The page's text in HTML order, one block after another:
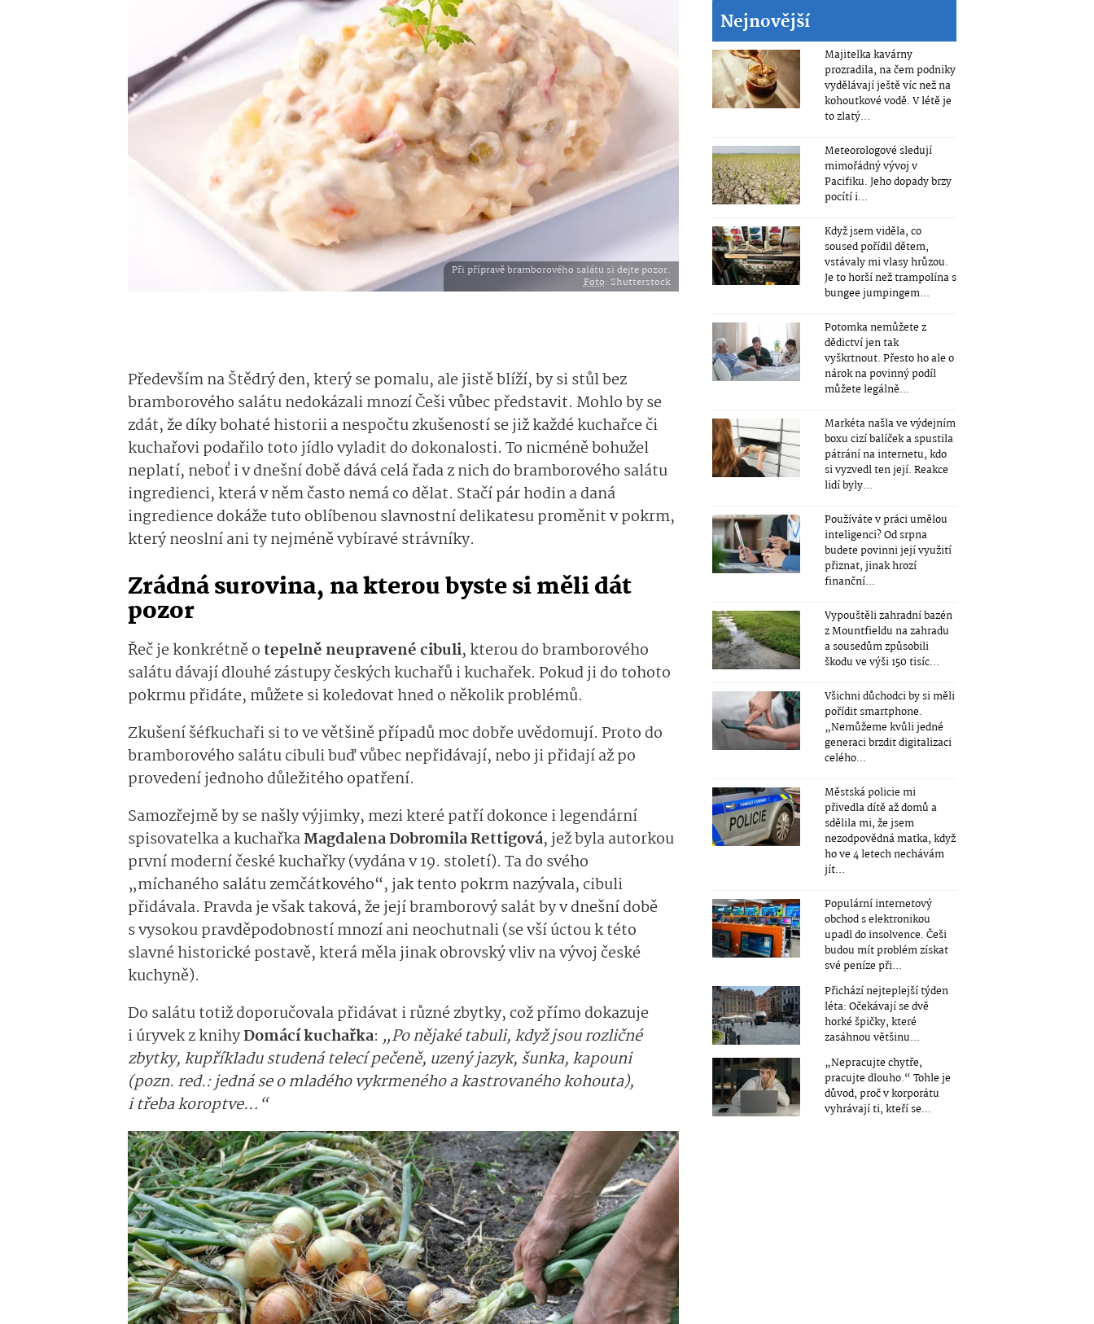
Při přípravě bramborového salátu si dejte pozor.
Foto: Shutterstock
Především na Štědrý den, který se pomalu, ale jistě blíží, by si stůl bez
bramborového salátu nedokázali mnozí Češi vůbec představit. Mohlo by se
zdát, že díky bohaté historii a nespočtu zkušeností se již každé kuchařce či
kuchařovi podařilo toto jídlo vyladit do dokonalosti. To nicméně bohužel
neplatí, neboť i v dnešní době dává celá řada z nich do bramborového salátu
ingredienci, která v něm často nemá co dělat. Stačí pár hodin a daná
ingredience dokáže tuto oblíbenou slavnostní delikatesu proměnit v pokrm,
který neoslní ani ty nejméně vybíravé strávníky.
Zrádná surovina, na kterou byste si měli dát
pozor
Řeč je konkrétně otepelně neupravené cibuli, kterou do bramborového
salátu dávají dlouhé zástupy českých kuchařů i kuchařek. Pokud ji do tohoto
pokrmu přidáte, můžete si koledovat hned o několik problémů.
Zkušení šéfkuchaři si to ve většině případů moc dobře uvědomují. Proto do
bramborového salátu cibuli buď vůbec nepřidávají, nebo ji přidají až po
provedení jednoho důležitého opatření.
Samozřejmě by se našly výjimky, mezi které patří dokonce i legendární
spisovatelka a kuchařkaMagdalena Dobromila Rettigová, jež byla autorkou
první moderní české kuchařky (vydána v 19. století). Ta do svého
„míchaného salátu zemčátkového“, jak tento pokrm nazývala, cibuli
přidávala. Pravda je však taková, že její bramborový salát by v dnešní době
s vysokou pravděpodobností mnozí ani neochutnali (se vší úctou k této
slavné historické postavě, která měla jinak obrovský vliv na vývoj české
kuchyně).
Do salátu totiž doporučovala přidávat i různé zbytky, což přímo dokazuje
i úryvek z knihyDomácí kuchařka: „Po nějaké tabuli, když jsou rozličné
zbytky, kupříkladu studená telecí pečeně, uzený jazyk, šunka, kapouni
(pozn. red.: jedná se o mladého vykrmeného a kastrovaného kohouta),
i třeba koroptve…“
Nejnovější
Majitelka kavárny
prozradila, na čem podniky
vydělávají ještě víc než na
kohoutkové vodě. V létě je
to zlatý...
Meteorologové sledují
mimořádný vývoj v
Pacifiku. Jeho dopady brzy
pocítí i...
Když jsem viděla, co
soused pořídil dětem,
vstávaly mi vlasy hrůzou.
Je to horší než trampolína s
bungee jumpingem...
Potomka nemůžete z
dědictví jen tak
vyškrtnout. Přesto ho ale o
nárok na povinný podíl
můžete legálně...
Markéta našla ve výdejním
boxu cizí balíček a spustila
pátrání na internetu, kdo
si vyzvedl ten její. Reakce
lidí byly...
Používáte v práci umělou
inteligenci? Od srpna
budete povinni její využití
přiznat, jinak hrozí
finanční...
Vypouštěli zahradní bazén
z Mountfieldu na zahradu
a sousedům způsobili
škodu ve výši 150 tisíc...
Všichni důchodci by si měli
pořídit smartphone.
„Nemůžeme kvůli jedné
generaci brzdit digitalizaci
celého...
Městská policie mi
přivedla dítě až domů a
sdělila mi, že jsem
nezodpovědná matka, když
ho ve 4 letech nechávám
jít...
Populární internetový
obchod s elektronikou
upadl do insolvence. Češi
budou mít problém získat
své peníze při...
Přichází nejteplejší týden
léta: Očekávají se dvě
horké špičky, které
zasáhnou většinu...
„Nepracujte chytře,
pracujte dlouho.“ Tohle je
důvod, proč v korporátu
vyhrávají ti, kteří se...